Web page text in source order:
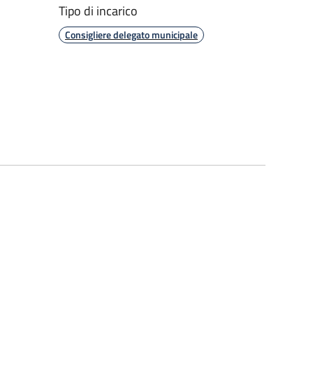
Tipo di incarico
Consigliere delegato municipale